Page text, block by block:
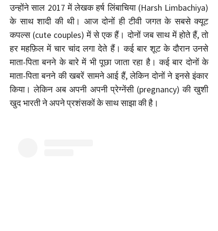
उन्होंने साल 2017 में लेखक हर्ष लिंबाचिया (Harsh Limbachiya)
के साथ शादी की थी। आज दोनों ही टीवी जगत के सबसे क्यूट
कपल्स (cute couples) में से एक हैं। दोनों जब साथ में होते हैं, तो
हर महफ़िल में चार चांद लगा देते हैं। कई बार शूट के दौरान उनसे
माता-पिता बनने के बारे में भी पूछा जाता रहा है। कई बार दोनों के
माता-पिता बनने की खबरें सामने आई हैं, लेकिन दोनों ने इनसे इंकार
किया। लेकिन अब अपनी अपनी प्रेग्नेंसी (pregnancy) की खुशी
खुद भारती ने अपने प्रशंसकों के साथ साझा की है।